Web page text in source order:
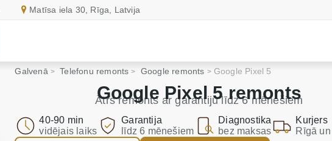
Matīsa iela 30, Rīga, Latvija
Galvenā Telefonu remonts Google remonts Google Pixel 5
Google Pixel 5 remonts
Ātrs remonts ar garantiju līdz 6 mēnešiem
40-90 min
vidējais laiks
Garantija
līdz 6 mēnešiem
Diagnostika
bez maksas
Kurjers
Rīgā